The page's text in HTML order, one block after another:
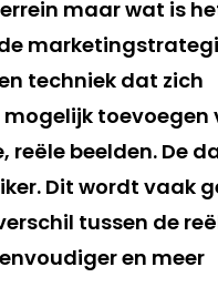
maar wat is
techniek dat zich
toevoegen
beelden. De
Dit wordt vaak
tussen de
en meer